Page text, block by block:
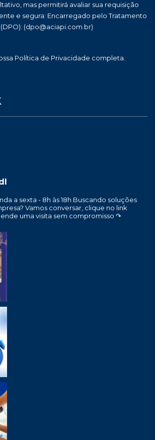
mas permitirá avaliar sua requisição
e segura: Encarregado pelo Tratamento
(dpo@aciapi.com.br)
Política de Privacidade completa.
a sexta - 8h às 18h Buscando soluções
Vamos conversar, clique no link
uma visita sem compromisso ↷